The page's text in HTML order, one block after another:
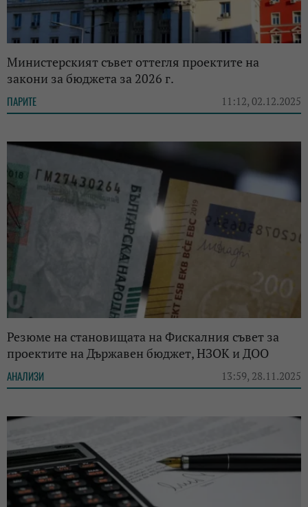
Министерският съвет оттегля проектите на
закони за бюджета за 2026 г.
ПАРИТЕ 11:12, 02.12.2025
Резюме на становищата на Фискалния съвет за
проектите на Държавен бюджет, НЗОК и ДОО
АНАЛИЗИ 13:59, 28.11.2025